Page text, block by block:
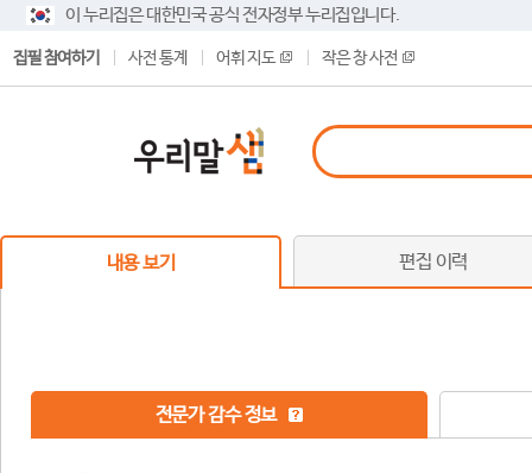
이 누리집은 대한민국 공식 전자정부 누리집입니다.
집필 참여하기 사전 통계 어휘 지도 작은 창 사전
내용 보기 편집 이력
전문가 감수 정보